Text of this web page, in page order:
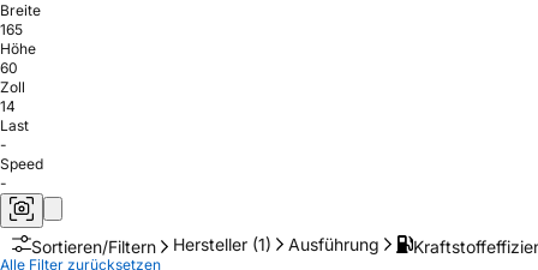
Breite
165
Höhe
60
Zoll
14
Last
-
Speed
-
Sortieren/Filtern Hersteller (1) Ausführung
Alle Filter zurücksetzen